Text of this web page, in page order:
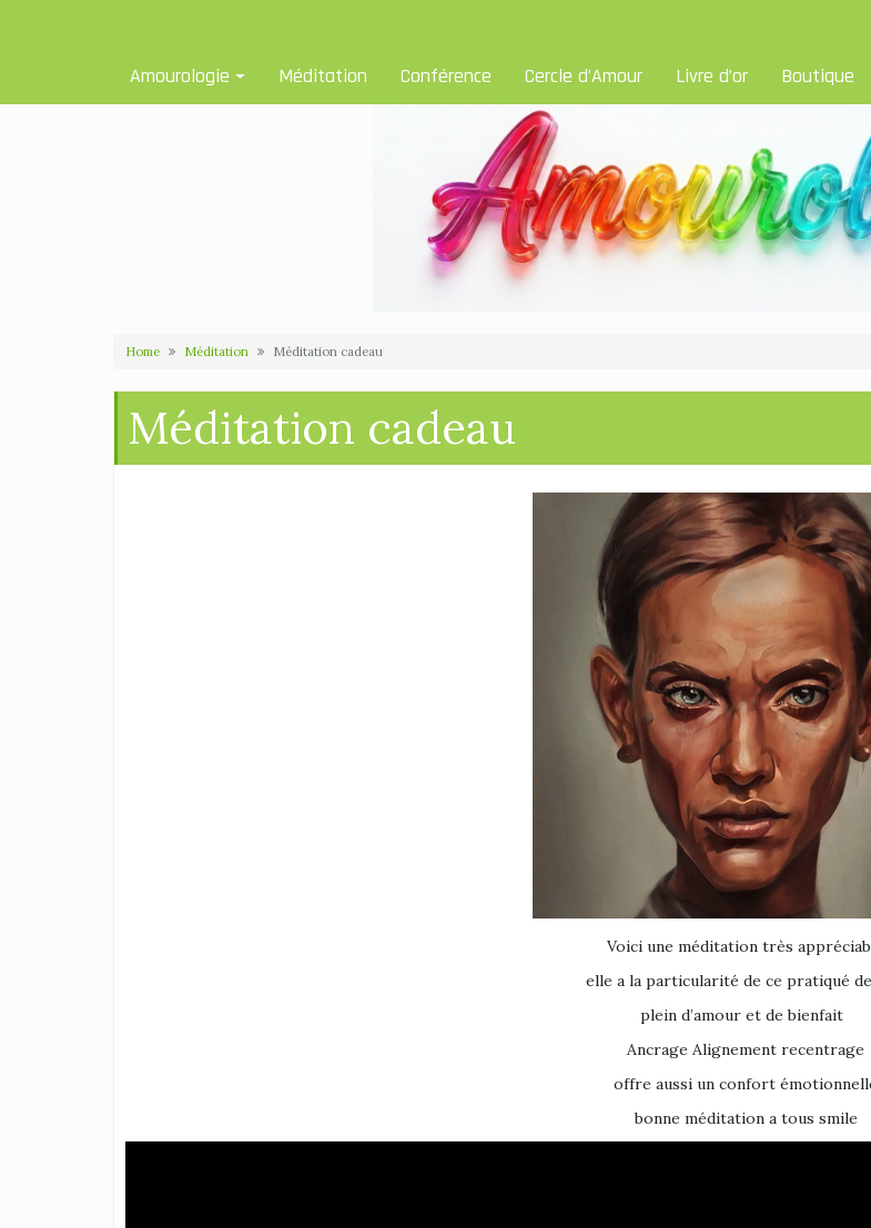
Amourologie Méditation Conférence Cercle d’Amour Livre d’or Boutique
Home Méditation Méditation cadeau
Méditation cadeau
Voici une méditation très
elle a la particularité de ce pratiqué
plein d’amour et de bienfait
Ancrage Alignement recentrage
offre aussi un confort
bonne méditation a tous smile